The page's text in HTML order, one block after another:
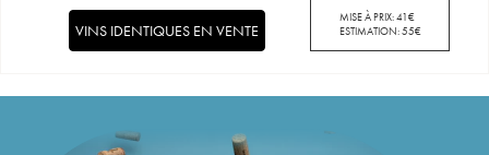
MISE À PRIX:41€
ESTIMATION:55€
VINS IDENTIQUES EN VENTE